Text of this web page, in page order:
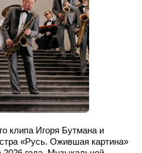
клипа Игоря Бутмана и
«Русь. Ожившая картина»